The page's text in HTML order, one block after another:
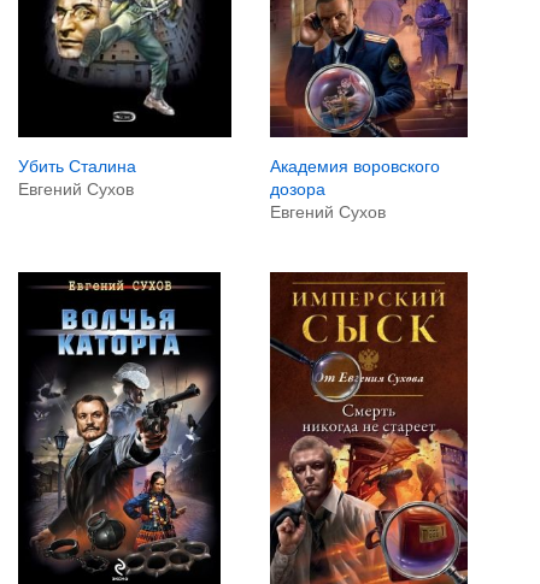
Убить Сталина
Евгений Сухов
Академия воровского
дозора
Евгений Сухов